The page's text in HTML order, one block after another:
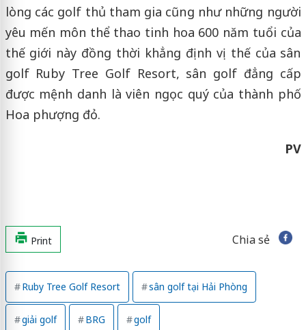
lòng các golf thủ tham gia cũng như những người
yêu mến môn thể thao tinh hoa 600 năm tuổi của
thế giới này đồng thời khẳng định vị thế của sân
golf Ruby Tree Golf Resort, sân golf đẳng cấp
được mệnh danh là viên ngọc quý của thành phố
Hoa phượng đỏ.
PV
Print Chia sẻ
Ruby Tree Golf Resort sân golf tại Hải Phòng
giải golf BRG golf